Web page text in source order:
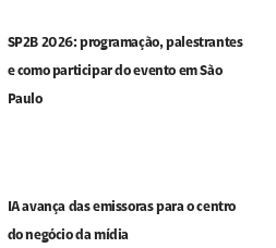
SP2B 2026: programação, palestrantes
e como participar do evento em São
Paulo
IA avança das emissoras para o centro
do negócio da mídia